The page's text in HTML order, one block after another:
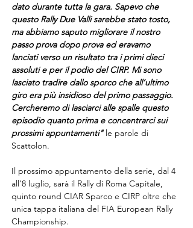
dato durante tutta la gara. Sapevo che
questo Rally Due Valli sarebbe stato tosto,
ma abbiamo saputo migliorare il nostro
passo prova dopo prova ed eravamo
lanciati verso un risultato tra i primi dieci
assoluti e per il podio del CIRP. Mi sono
lasciato tradire dallo sporco che all’ultimo
giro era più insidioso del primo passaggio.
Cercheremo di lasciarci alle spalle questo
episodio quanto prima e concentrarci sui
prossimi appuntamenti" le parole di
Scattolon.
Il prossimo appuntamento della serie, dal 4
all’8 luglio, sarà il Rally di Roma Capitale,
quinto round CIAR Sparco e CIRP oltre che
unica tappa italiana del FIA European Rally
Championship.